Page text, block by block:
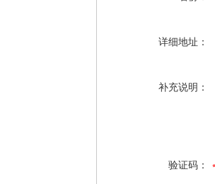
详细地址：
补充说明：
验证码：